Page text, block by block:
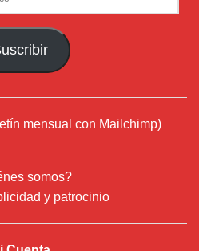
mensual con Mailchimp)
somos?
y patrocinio